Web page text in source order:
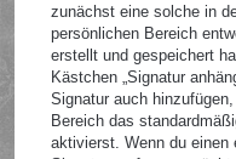
zunächst eine solche in
persönlichen Bereich
erstellt und gespeichert
Kästchen „Signatur
Signatur auch
Bereich das
aktivierst. Wenn du einen